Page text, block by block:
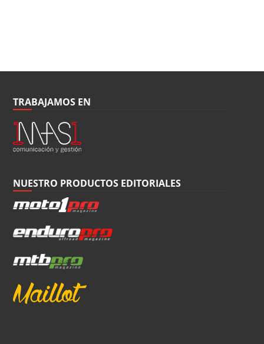
TRABAJAMOS EN
NUESTRO PRODUCTOS EDITORIALES